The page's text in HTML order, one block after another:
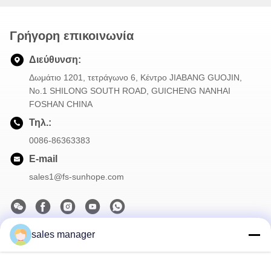
Γρήγορη επικοινωνία
Διεύθυνση:
Δωμάτιο 1201, τετράγωνο 6, Κέντρο JIABANG GUOJIN,
Νο.1 SHILONG SOUTH ROAD, GUICHENG NANHAI
FOSHAN CHINA
Τηλ.:
0086-86363383
E-mail
sales1@fs-sunhope.com
Το Δελτίο Ενημέρωσης
sales manager